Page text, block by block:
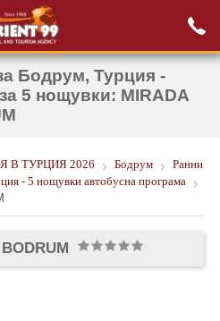
Проверка на
резервация
Бодрум, Турция -
5 нощувки: MIRADA
В ТУРЦИЯ 2026 Бодрум
Ранни
- 5 нощувки автобусна програма